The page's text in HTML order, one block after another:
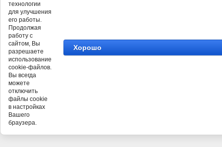
©ООО СпецКомплект
технологии
для улучшения
его работы.
Продолжая
работу с
сайтом, Вы
разрешаете
использование
cookie-файлов.
Вы всегда
можете
отключить
файлы cookie
в настройках
Вашего
браузера.
Хорошо